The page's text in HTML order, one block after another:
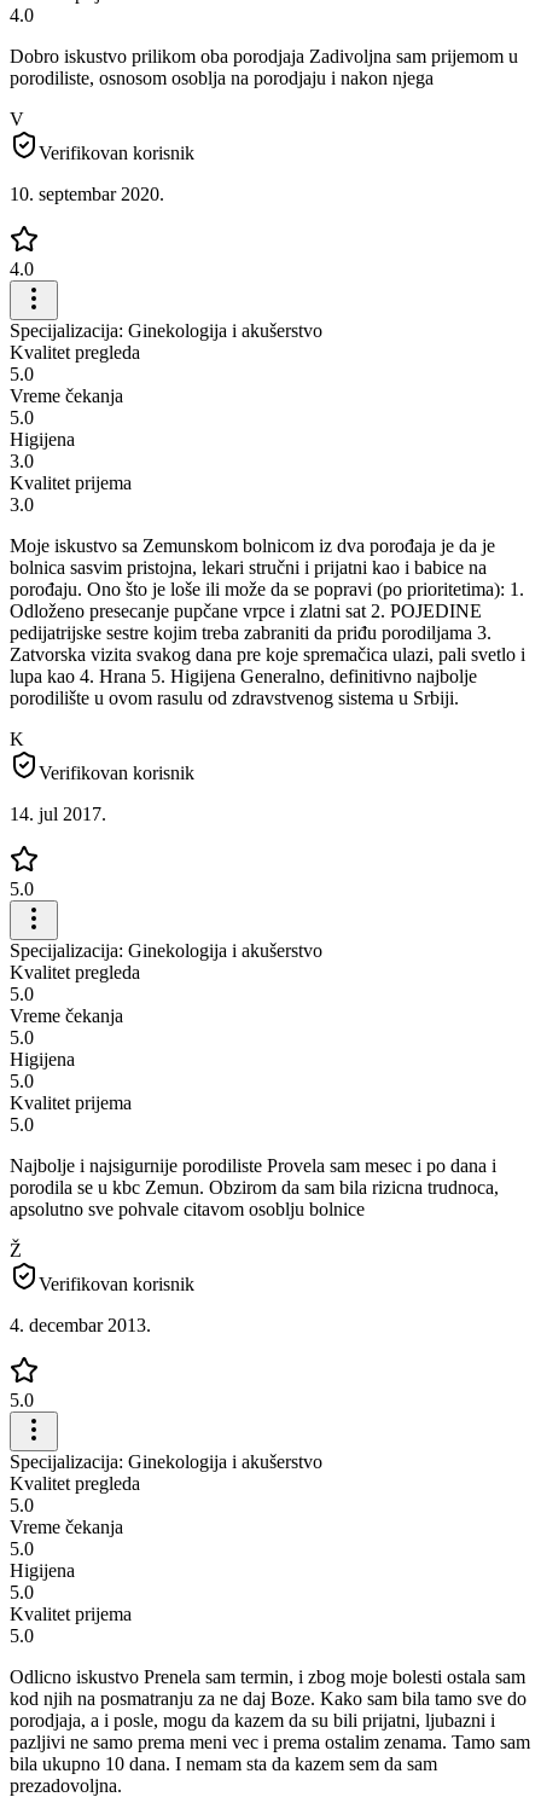
4.0
Dobro iskustvo prilikom oba porodjaja Zadivoljna sam prijemom u
porodiliste, osnosom osoblja na porodjaju i nakon njega
V
Verifikovan korisnik
10. septembar 2020.
4.0
Specijalizacija: Ginekologija i akušerstvo
Kvalitet pregleda
5.0
Vreme čekanja
5.0
Higijena
3.0
Kvalitet prijema
3.0
Moje iskustvo sa Zemunskom bolnicom iz dva porođaja je da je
bolnica sasvim pristojna, lekari stručni i prijatni kao i babice na
porođaju. Ono što je loše ili može da se popravi (po prioritetima): 1.
Odloženo presecanje pupčane vrpce i zlatni sat 2. POJEDINE
pedijatrijske sestre kojim treba zabraniti da priđu porodiljama 3.
Zatvorska vizita svakog dana pre koje spremačica ulazi, pali svetlo i
lupa kao 4. Hrana 5. Higijena Generalno, definitivno najbolje
porodilište u ovom rasulu od zdravstvenog sistema u Srbiji.
K
Verifikovan korisnik
14. jul 2017.
5.0
Specijalizacija: Ginekologija i akušerstvo
Kvalitet pregleda
5.0
Vreme čekanja
5.0
Higijena
5.0
Kvalitet prijema
5.0
Najbolje i najsigurnije porodiliste Provela sam mesec i po dana i
porodila se u kbc Zemun. Obzirom da sam bila rizicna trudnoca,
apsolutno sve pohvale citavom osoblju bolnice
Ž
Verifikovan korisnik
4. decembar 2013.
5.0
Specijalizacija: Ginekologija i akušerstvo
Kvalitet pregleda
5.0
Vreme čekanja
5.0
Higijena
5.0
Kvalitet prijema
5.0
Odlicno iskustvo Prenela sam termin, i zbog moje bolesti ostala sam
kod njih na posmatranju za ne daj Boze. Kako sam bila tamo sve do
porodjaja, a i posle, mogu da kazem da su bili prijatni, ljubazni i
pazljivi ne samo prema meni vec i prema ostalim zenama. Tamo sam
bila ukupno 10 dana. I nemam sta da kazem sem da sam
prezadovoljna.